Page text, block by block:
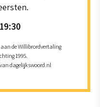
de Willibrordvertaling
1995.
dagelijkswoord.nl